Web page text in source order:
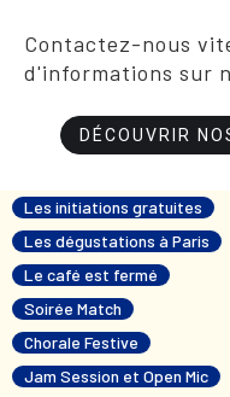
Contactez-nous
d'informations sur
DÉCOUVRIR
Les initiations gratuites
Les dégustations à Paris
Le café est fermé
Soirée Match
Chorale Festive
Jam Session et Open Mic